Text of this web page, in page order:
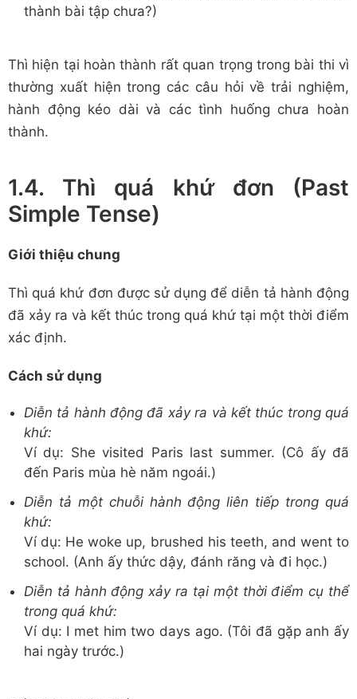
thành bài tập chưa?)
Thì hiện tại hoàn thành rất quan trọng trong bài thi vì
thường xuất hiện trong các câu hỏi về trải nghiệm,
hành động kéo dài và các tình huống chưa hoàn
thành.
1.4. Thì quá khứ đơn (Past
Simple Tense)
Giới thiệu chung
Thì quá khứ đơn được sử dụng để diễn tả hành động
đã xảy ra và kết thúc trong quá khứ tại một thời điểm
xác định.
Cách sử dụng
Diễn tả hành động đã xảy ra và kết thúc trong quá
khứ:
Ví dụ: She visited Paris last summer. (Cô ấy đã
đến Paris mùa hè năm ngoái.)
Diễn tả một chuỗi hành động liên tiếp trong quá
khứ:
Ví dụ: He woke up, brushed his teeth, and went to
school. (Anh ấy thức dậy, đánh răng và đi học.)
Diễn tả hành động xảy ra tại một thời điểm cụ thể
trong quá khứ:
Ví dụ: I met him two days ago. (Tôi đã gặp anh ấy
hai ngày trước.)